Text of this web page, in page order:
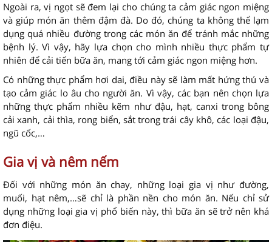
Ngoài ra, vị ngọt sẽ đem lại cho chúng ta cảm giác ngon miệng
và giúp món ăn thêm đậm đà. Do đó, chúng ta không thể lạm
dụng quá nhiều đường trong các món ăn để tránh mắc những
bệnh lý. Vì vậy, hãy lựa chọn cho mình nhiều thực phẩm tự
nhiên để cải tiến bữa ăn, mang tới cảm giác ngon miệng hơn.
Có những thực phẩm hơi dai, điều này sẽ làm mất hứng thú và
tạo cảm giác lo âu cho người ăn. Vì vậy, các bạn nên chọn lựa
những thực phẩm nhiều kẽm như đậu, hạt, canxi trong bông
cải xanh, cải thìa, rong biển, sắt trong trái cây khô, các loại đậu,
ngũ cốc,…
Gia vị và nêm nếm
Đối với những món ăn chay, những loại gia vị như đường,
muối, hạt nêm,…sẽ chỉ là phần nền cho món ăn. Nếu chỉ sử
dụng những loại gia vị phổ biến này, thì bữa ăn sẽ trở nên khá
đơn điệu.